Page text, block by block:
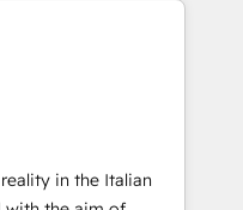
We work with some
to generate
🤖 We have
across industries
projects where
in the Italian